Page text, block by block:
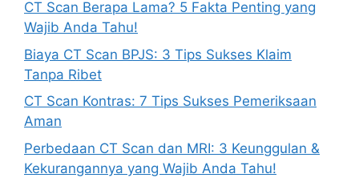
CT Scan Berapa Lama? 5 Fakta Penting yang
Wajib Anda Tahu!
Biaya CT Scan BPJS: 3 Tips Sukses Klaim
Tanpa Ribet
CT Scan Kontras: 7 Tips Sukses Pemeriksaan
Aman
Perbedaan CT Scan dan MRI: 3 Keunggulan &
Kekurangannya yang Wajib Anda Tahu!